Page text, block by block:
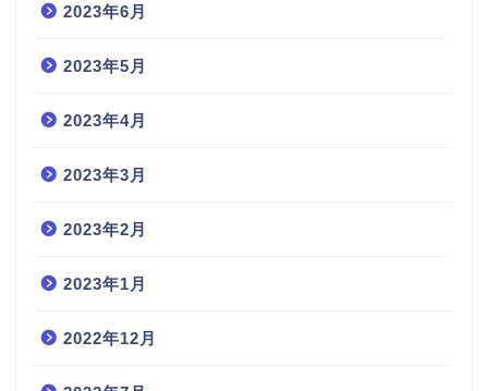
2023年6月
2023年5月
2023年4月
2023年3月
2023年2月
2023年1月
2022年12月